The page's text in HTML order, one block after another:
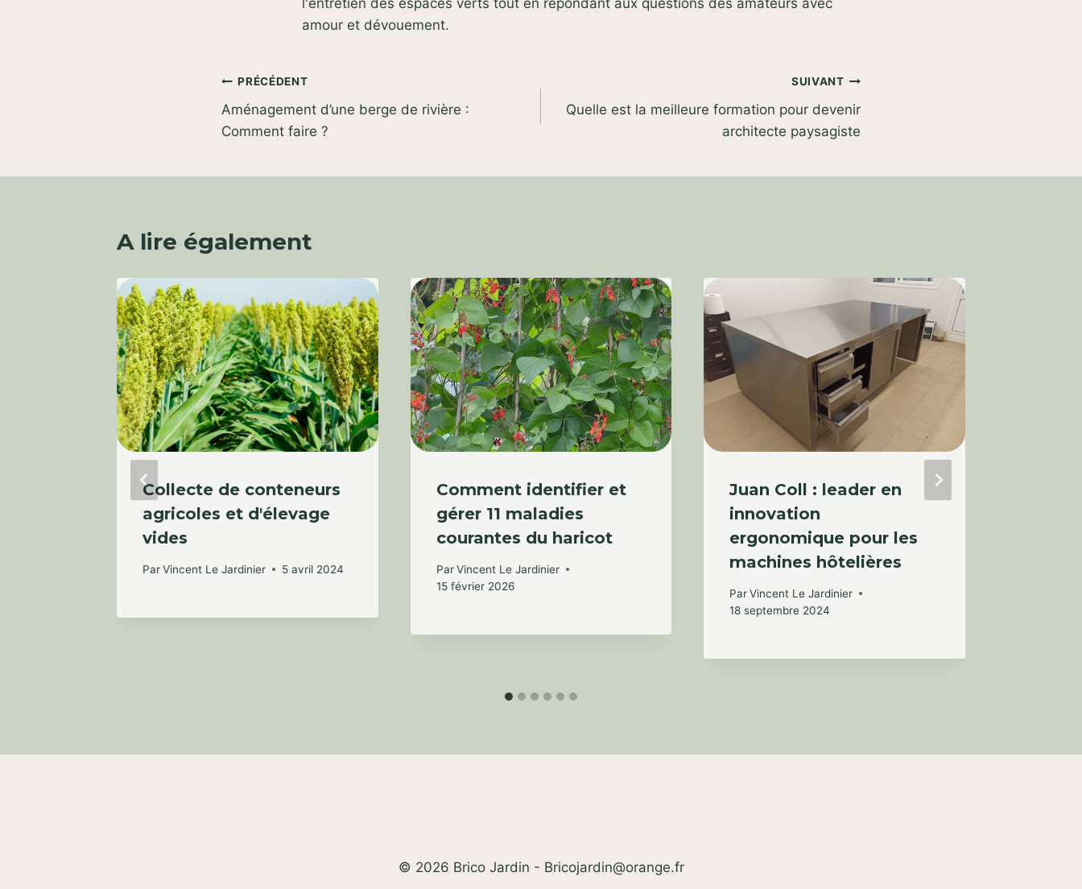
amour et dévouement.
Navigation
de
PRÉCÉDENT
Aménagement d’une berge de rivière :
Comment faire ?
SUIVANT
Quelle est la meilleure formation pour devenir
architecte paysagiste
A lire également
Collecte de conteneurs
agricoles et d'élevage
vides
ParVincent Le Jardinier 5 avril 2024
Comment identifier et
gérer 11 maladies
courantes du haricot
Par Vincent Le Jardinier
15 février 2026
Juan Coll : leader en
innovation
ergonomique pour les
machines hôtelières
Par Vincent Le Jardinier
18 septembre 2024
© 2026 Brico Jardin - Bricojardin@orange.fr